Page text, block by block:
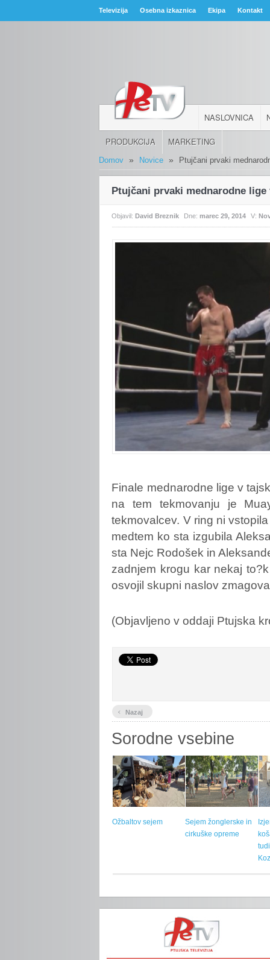
Televizija Osebna izkaznica Ekipa Kontakt
NASLOVNICA
PRODUKCIJA MARKETING
Domov » Novice » Ptujčani prvaki
Ptujčani prvaki mednarodne
Objavil:David Breznik Dne:marec 29, 2014 V:
Finale mednarodne lige v
na tem tekmovanju je
tekmovalcev. V ring ni
medtem ko sta izgubila
sta Nejc Rodošek in
zadnjem krogu kar nekaj
osvojil skupni naslov
(Objavljeno v oddaji Ptujska
‹ Nazaj
Sorodne vsebine
Ožbaltov sejem
Sejem žonglerske in
cirkuške opreme